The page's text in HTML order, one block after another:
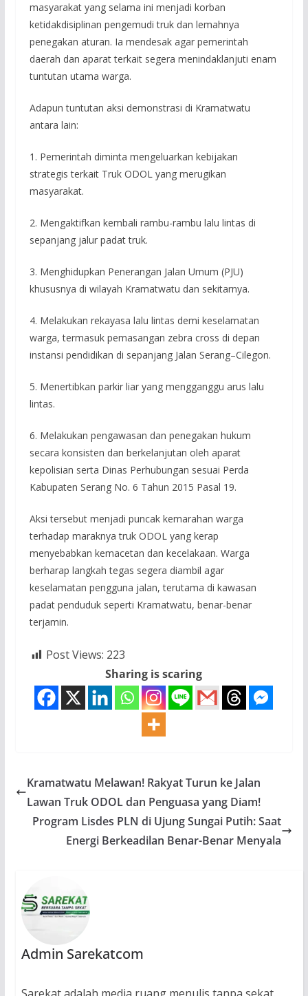
masyarakat yang selama ini menjadi korban
ketidakdisiplinan pengemudi truk dan lemahnya
penegakan aturan. Ia mendesak agar pemerintah
daerah dan aparat terkait segera menindaklanjuti enam
tuntutan utama warga.
Adapun tuntutan aksi demonstrasi di Kramatwatu
antara lain:
1. Pemerintah diminta mengeluarkan kebijakan
strategis terkait Truk ODOL yang merugikan
masyarakat.
2. Mengaktifkan kembali rambu-rambu lalu lintas di
sepanjang jalur padat truk.
3. Menghidupkan Penerangan Jalan Umum (PJU)
khususnya di wilayah Kramatwatu dan sekitarnya.
4. Melakukan rekayasa lalu lintas demi keselamatan
warga, termasuk pemasangan zebra cross di depan
instansi pendidikan di sepanjang Jalan Serang–Cilegon.
5. Menertibkan parkir liar yang mengganggu arus lalu
lintas.
6. Melakukan pengawasan dan penegakan hukum
secara konsisten dan berkelanjutan oleh aparat
kepolisian serta Dinas Perhubungan sesuai Perda
Kabupaten Serang No. 6 Tahun 2015 Pasal 19.
Aksi tersebut menjadi puncak kemarahan warga
terhadap maraknya truk ODOL yang kerap
menyebabkan kemacetan dan kecelakaan. Warga
berharap langkah tegas segera diambil agar
keselamatan pengguna jalan, terutama di kawasan
padat penduduk seperti Kramatwatu, benar-benar
terjamin.
Post Views: 223
Sharing is scaring
Kramatwatu Melawan! Rakyat Turun ke Jalan
Lawan Truk ODOL dan Penguasa yang Diam!
Program Lisdes PLN di Ujung Sungai Putih: Saat
Energi Berkeadilan Benar-Benar Menyala
Admin Sarekatcom